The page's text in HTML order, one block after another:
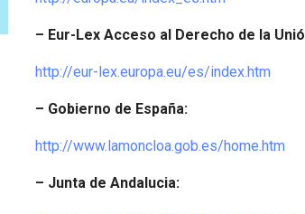
– Eur-Lex Acceso al Derecho de la
http://eur-lex.europa.eu/es/index.htm
– Gobierno de España:
http://www.lamoncloa.gob.es/home.htm
– Junta de Andalucia: